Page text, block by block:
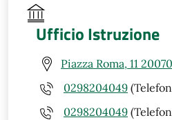
Ufficio Istruzione
Piazza Roma, 11
0298204049
0298204049